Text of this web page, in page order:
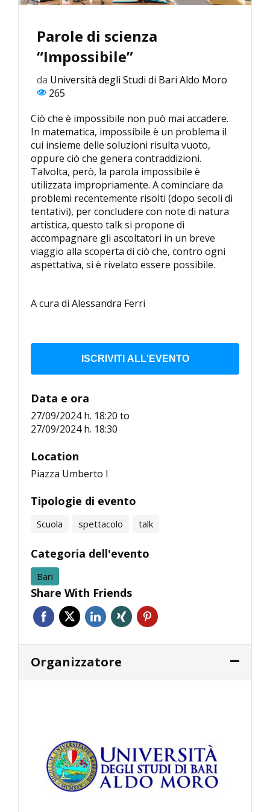
Parole di scienza
“Impossibile”
da Università degli Studi di Bari Aldo Moro
265
Ciò che è impossibile non può mai accadere.
In matematica, impossibile è un problema il
cui insieme delle soluzioni risulta vuoto,
oppure ciò che genera contraddizioni.
Talvolta, però, la parola impossibile è
utilizzata impropriamente. A cominciare da
problemi recentemente risolti (dopo secoli di
tentativi), per concludere con note di natura
artistica, questo talk si propone di
accompagnare gli ascoltatori in un breve
viaggio alla scoperta di ciò che, contro ogni
aspettativa, si è rivelato essere possibile.
A cura di Alessandra Ferri
ISCRIVITI ALL'EVENTO
Data e ora
27/09/2024 h. 18:20 to
27/09/2024 h. 18:30
Location
Piazza Umberto I
Tipologie di evento
Scuola spettacolo talk
Categoria dell'evento
Bari
Share With Friends
Organizzatore